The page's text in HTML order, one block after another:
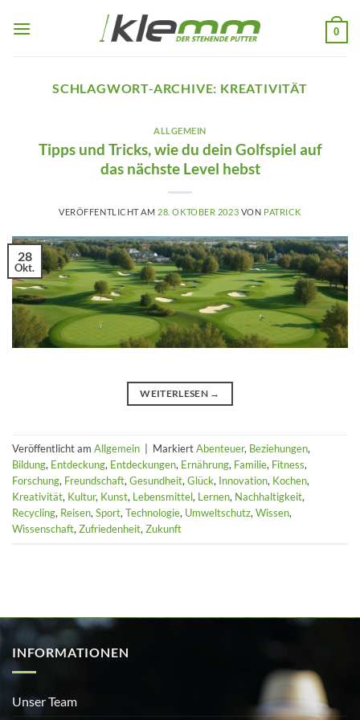
Inhalt
0
SCHLAGWORT-ARCHIVE: KREATIVITÄT
ALLGEMEIN
Tipps und Tricks, wie du dein Golfspiel auf
das nächste Level hebst
VERÖFFENTLICHT AM 28. OKTOBER 2023 VON PATRICK
28
Okt.
WEITERLESEN →
Veröffentlicht am Allgemein MarkiertAbenteuer, Beziehungen,
Bildung, Entdeckung, Entdeckungen, Ernährung, Familie, Fitness,
Forschung, Freundschaft,Gesundheit,Glück, Innovation, Kochen,
Kreativität, Kultur, Kunst, Lebensmittel, Lernen, Nachhaltigkeit,
Recycling, Reisen,Sport,Technologie, Umweltschutz,Wissen,
Wissenschaft,Zufriedenheit,Zukunft
INFORMATIONEN
Unser Team